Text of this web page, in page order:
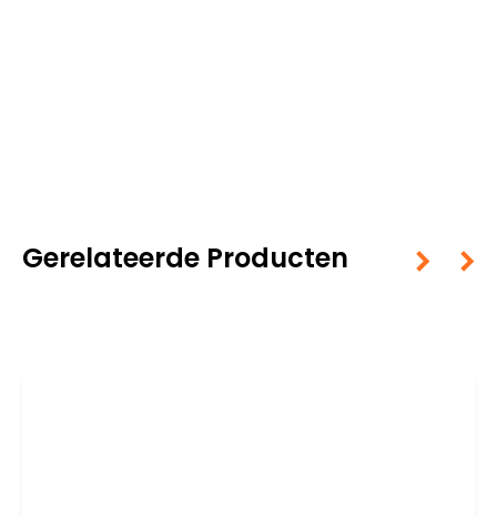
Gerelateerde Producten